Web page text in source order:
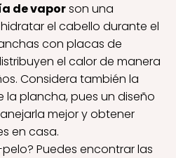
de vaporson una
el cabello durante el
con placas de
el calor de manera
Considera también la
la plancha, pues un diseño
mejor y obtener
en casa.
Puedes encontrar las